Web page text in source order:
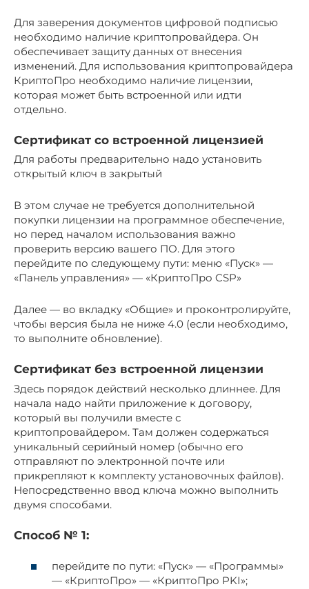
Для заверения документов цифровой подписью
необходимо наличие криптопровайдера. Он
обеспечивает защиту данных от внесения
изменений. Для использования криптопровайдера
КриптоПро необходимо наличие лицензии,
которая может быть встроенной или идти
отдельно.
Сертификат со встроенной лицензией
Для работы предварительно надо установить
открытый ключ в закрытый
В этом случае не требуется дополнительной
покупки лицензии на программное обеспечение,
но перед началом использования важно
проверить версию вашего ПО. Для этого
перейдите по следующему пути: меню «Пуск» —
«Панель управления» — «КриптоПро CSP»
Далее — во вкладку «Общие» и проконтролируйте,
чтобы версия была не ниже 4.0 (если необходимо,
то выполните обновление).
Сертификат без встроенной лицензии
Здесь порядок действий несколько длиннее. Для
начала надо найти приложение к договору,
который вы получили вместе с
криптопровайдером. Там должен содержаться
уникальный серийный номер (обычно его
отправляют по электронной почте или
прикрепляют к комплекту установочных файлов).
Непосредственно ввод ключа можно выполнить
двумя способами.
Способ № 1:
перейдите по пути: «Пуск» — «Программы»
— «КриптоПро» — «КриптоПро PKI»;